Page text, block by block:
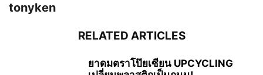
tonyken
RELATED ARTICLES
ยาดมตราโป๊ยเซียน UPCYCLING